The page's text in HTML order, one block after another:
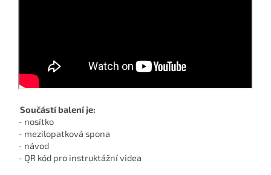
Součástí balení je:
- nosítko
- mezilopatková spona
- návod
- QR kód pro instruktážní videa